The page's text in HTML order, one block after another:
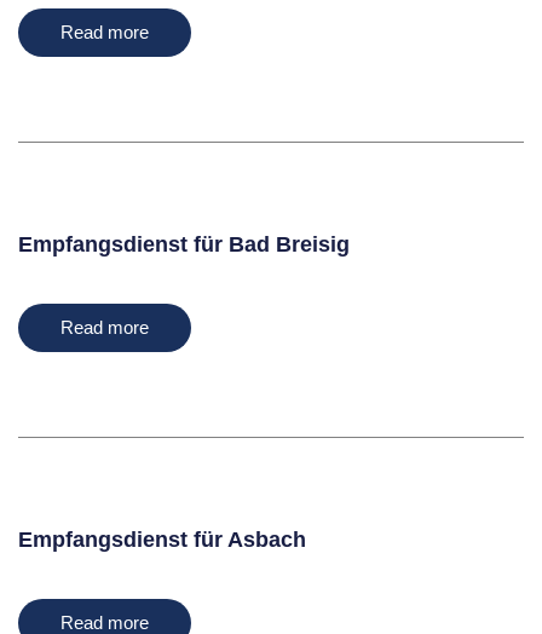
Read more
Empfangsdienst für Bad Breisig
Read more
Empfangsdienst für Asbach
Read more